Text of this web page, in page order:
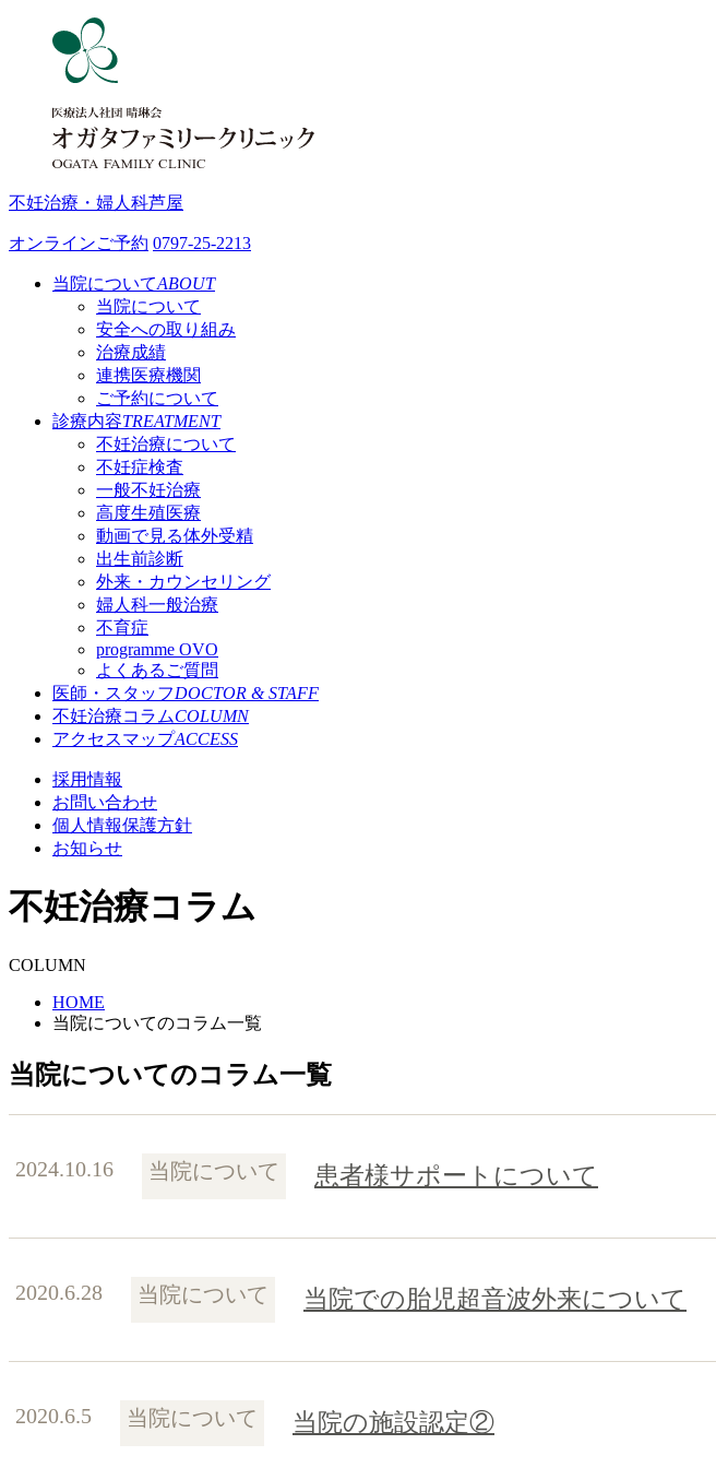
不妊治療・婦人科芦屋
オンラインご予約 0797-25-2213
当院についてABOUT
当院について
安全への取り組み
治療成績
連携医療機関
ご予約について
診療内容TREATMENT
不妊治療について
不妊症検査
一般不妊治療
高度生殖医療
動画で見る体外受精
出生前診断
外来・カウンセリング
婦人科一般治療
不育症
programme OVO
よくあるご質問
医師・スタッフDOCTOR & STAFF
不妊治療コラムCOLUMN
アクセスマップACCESS
採用情報
お問い合わせ
個人情報保護方針
お知らせ
不妊治療コラム
COLUMN
HOME
当院についてのコラム一覧
当院についてのコラム一覧
2024.10.16 当院について 患者様サポートについて
2020.6.28 当院について 当院での胎児超音波外来について
2020.6.5 当院について 当院の施設認定②